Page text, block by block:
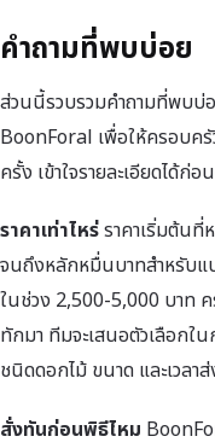
คำถามที่พบบ่อย
ส่วนนี้รวบรวมคำถามที่พบ
BoonForal เพื่อให้ครอบค
ครั้ง เข้าใจรายละเอียดได้ก่อ
ราคาเท่าไหร่ราคาเริ่มต้น
จนถึงหลักหมื่นบาทสำหรับ
ในช่วง 2,500-5,000 บาท
ทักมา ทีมจะเสนอตัวเลือกใ
ชนิดดอกไม้ ขนาด และเวลาส่
สั่งทันก่อนพิธีไหม